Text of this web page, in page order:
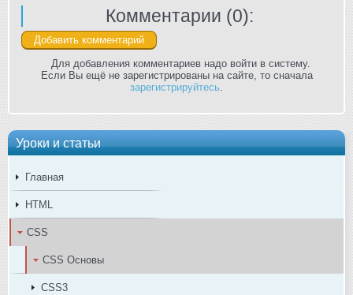
Уроки и статьи
Главная
HTML
CSS
CSS Основы
CSS3
Комментарии (0):
Для добавления комментариев надо войти в систему.
Если Вы ещё не зарегистрированы на сайте, то сначала
зарегистрируйтесь.